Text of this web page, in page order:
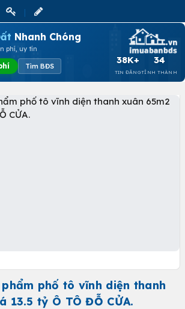
Nhanh Chóng
phí, uy tín
Tìm BĐS
38K+
TIN ĐĂNG
34
TỈNH THÀNH
phố tô vĩnh diện thanh
13.5 tỷ Ô TÔ ĐỖ CỬA.